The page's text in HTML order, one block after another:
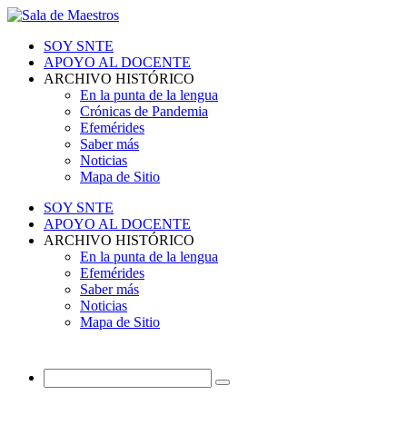
SOY SNTE
APOYO AL DOCENTE
ARCHIVO HISTÓRICO
En la punta de la lengua
Crónicas de Pandemia
Efemérides
Saber más
Noticias
Mapa de Sitio
SOY SNTE
APOYO AL DOCENTE
ARCHIVO HISTÓRICO
En la punta de la lengua
Efemérides
Saber más
Noticias
Mapa de Sitio